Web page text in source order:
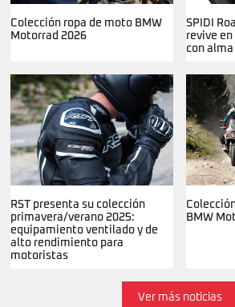
Colección ropa de moto BMW
Motorrad 2026
SPIDI
revive
con
RST presenta su colección
primavera/verano 2025:
equipamiento ventilado y de
alto rendimiento para
motoristas
BMW
Ver más noticias